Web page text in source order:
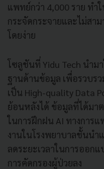
แพทย์กว่า 4,000 ราย ทำ
กระจัดกระจายและไม่สา
โดยง่าย
โซลูชันที่ Yidu Tech นำม
ฐานด้านข้อมูล เพื่อรวบร
เป็น High-quality Data
ย้อนหลังได้ ข้อมูลที่ได้มา
ในการฝึกฝน AI ทางการ
งานในโรงพยาบาลชั้นนำ
ลดระยะเวลาในการออก
การคัดกรองผู้ป่วยลง